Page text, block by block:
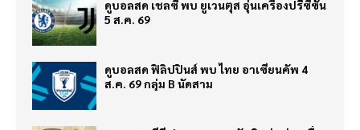
ดูบอลสด เชลซี พบ ยูเวนตุส อุ่นเครื่องปรีซีซั่น
5 ส.ค. 69
ดูบอลสด ฟิลิปปินส์ พบ ไทย อาเซียนคัพ 4
ส.ค. 69 กลุ่ม B นัดสาม